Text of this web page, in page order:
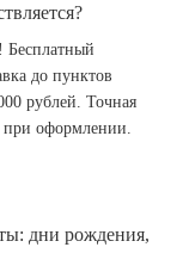
Бесплатный
до пунктов
рублей. Точная
при оформлении.
дни рождения,